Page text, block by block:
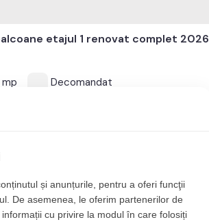
etajul 1 renovat complet 2026
Decomandat
și anunțurile, pentru a oferi funcţii
De asemenea, le oferim partenerilor de
cu privire la modul în care folosiți